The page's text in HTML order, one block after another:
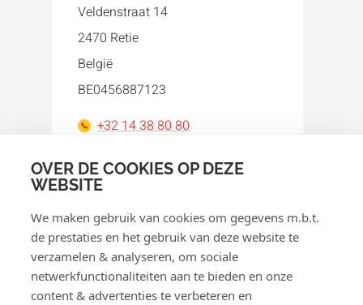
OVER DE COOKIES OP DEZE
WEBSITE
We maken gebruik van cookies om gegevens m.b.t.
de prestaties en het gebruik van deze website te
verzamelen & analyseren, om sociale
netwerkfunctionaliteiten aan te bieden en onze
content & advertenties te verbeteren en
Veldenstraat 14
2470 Retie
België
BE0456887123
+32 14 38 80 80
Facebook